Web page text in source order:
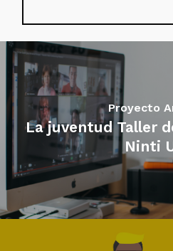
Proyecto
La juventud Taller
Ninti